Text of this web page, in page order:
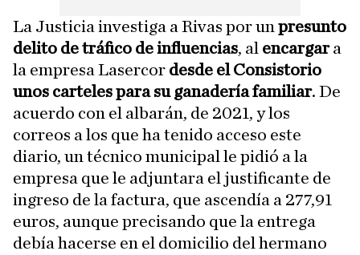
La Justicia investiga a Rivas por un presunto
delito de tráfico de influencias, al encargara
la empresa Lasercor desde el Consistorio
unos carteles para su ganadería familiar. De
acuerdo con el albarán, de 2021, y los
correos a los que ha tenido acceso este
diario, un técnico municipal le pidió a la
empresa que le adjuntara el justificante de
ingreso de la factura, que ascendía a 277,91
euros, aunque precisando que la entrega
debía hacerse en el domicilio del hermano